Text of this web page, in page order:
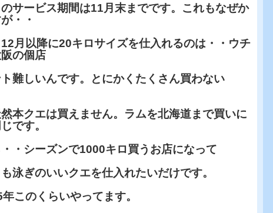
サービス期間は11月末までです。これもなぜか
・・
月以降に20キロサイズを仕入れるのは・・ウチ
の個店
難しいんです。とにかくたくさん買わない
クエは買えません。ラムを北海道まで買いに
です。
シーズンで1000キロ買うお店になって
泳ぎのいいクエを仕入れたいだけです。
のくらいやってます。